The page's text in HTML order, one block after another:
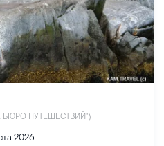
БЮРО ПУТЕШЕСТВИЙ")
2026